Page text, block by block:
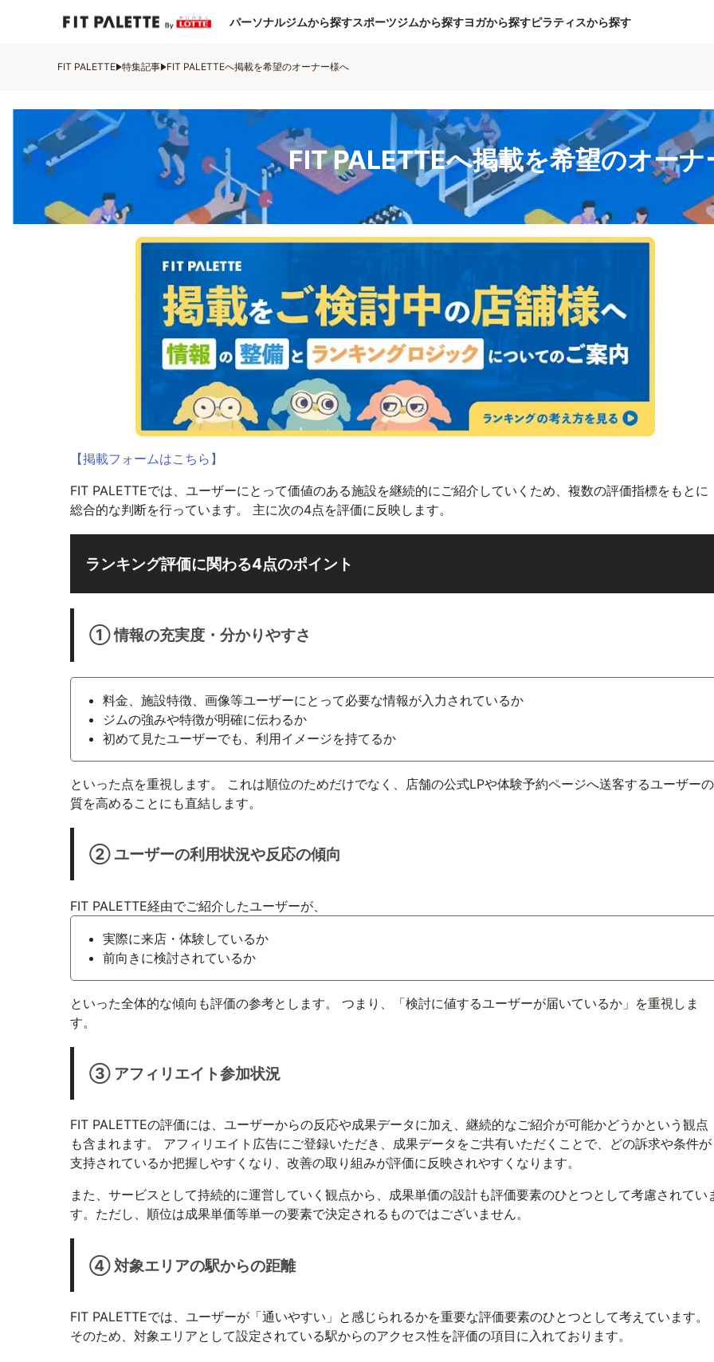
パーソナルジムから探すスポーツジムから探すヨガから探すピラティスから探す
FIT PALETTE 特集記事 FIT PALETTEへ掲載を希望のオーナー様へ
FIT PALETTEへ掲載を希望のオーナ
【掲載フォームはこちら】
FIT PALETTEでは、ユーザーにとって価値のある施設を継続的にご紹介していくため、複数の評価指標をもとに
総合的な判断を行っています。 主に次の4点を評価に反映します。
ランキング評価に関わる4点のポイント
① 情報の充実度・分かりやすさ
料金、施設特徴、画像等ユーザーにとって必要な情報が入力されているか
ジムの強みや特徴が明確に伝わるか
初めて見たユーザーでも、利用イメージを持てるか
といった点を重視します。 これは順位のためだけでなく、店舗の公式LPや体験予約ページへ送客するユーザーの
質を高めることにも直結します。
② ユーザーの利用状況や反応の傾向
FIT PALETTE経由でご紹介したユーザーが、
実際に来店・体験しているか
前向きに検討されているか
といった全体的な傾向も評価の参考とします。 つまり、「検討に値するユーザーが届いているか」を重視しま
す。
③ アフィリエイト参加状況
FIT PALETTEの評価には、ユーザーからの反応や成果データに加え、継続的なご紹介が可能かどうかという観点
も含まれます。 アフィリエイト広告にご登録いただき、成果データをご共有いただくことで、どの訴求や条件が
支持されているか把握しやすくなり、改善の取り組みが評価に反映されやすくなります。
また、サービスとして持続的に運営していく観点から、成果単価の設計も評価要素のひとつとして考慮されてい
す。ただし、順位は成果単価等単一の要素で決定されるものではございません。
④ 対象エリアの駅からの距離
FIT PALETTEでは、ユーザーが「通いやすい」と感じられるかを重要な評価要素のひとつとして考えています。
そのため、対象エリアとして設定されている駅からのアクセス性を評価の項目に入れております。